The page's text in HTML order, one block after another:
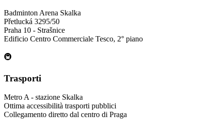
Badminton Arena Skalka
Přetlucká 3295/50
Praha 10 - Strašnice
Edificio Centro Commerciale Tesco, 2° piano
🚇
Trasporti
Metro A - stazione Skalka
Ottima accessibilità trasporti pubblici
Collegamento diretto dal centro di Praga